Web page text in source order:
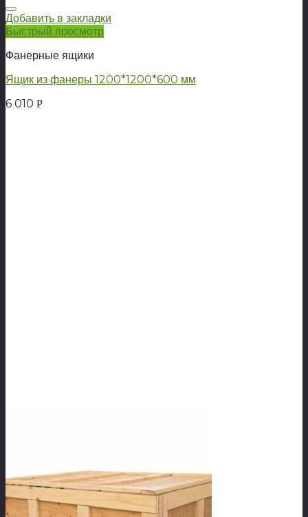
Добавить в закладки
Быстрый просмотр
Фанерные ящики
Ящик из фанеры 1200*1200*600 мм
6 010 Р